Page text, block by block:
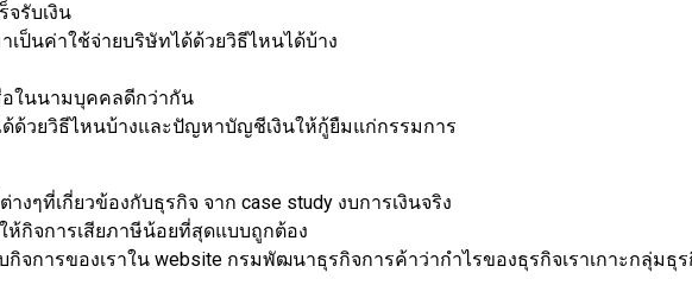
จรับเงิน
ป็นค่าใช้จ่ายบริษัทได้ด้วยวิธีไหนได้บ้าง
อในนามบุคคลดีกว่ากัน
ด้ด้วยวิธีไหนบ้างและปัญหาบัญชีเงินให้กู้ยืมแก่กรรมการ
งๆที่เกี่ยวข้องกับธุรกิจ จาก case study งบการเงินจริง
ห้กิจการเสียภาษีน้อยที่สุดแบบถูกต้อง
กิจการของเราใน website กรมพัฒนาธุรกิจการค้าว่ากำไรของธุรกิจเราเกาะกลุ่มธุ